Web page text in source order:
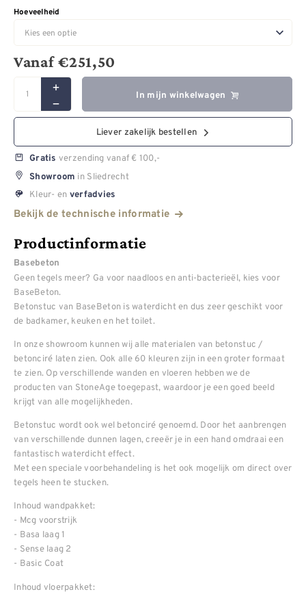
Hoeveelheid
Vanaf€251,50
In mijn winkelwagen
Liever zakelijk bestellen
Gratis verzending vanaf € 100,-
Showroom in Sliedrecht
Kleur- en verfadvies
Bekijk de technische informatie
Productinformatie
Basebeton
Geen tegels meer? Ga voor naadloos en anti-bacterieël, kies voor
BaseBeton.
Betonstuc van BaseBeton is waterdicht en dus zeer geschikt voor
de badkamer, keuken en het toilet.
In onze showroom kunnen wij alle materialen van betonstuc /
betonciré laten zien. Ook alle 60 kleuren zijn in een groter formaat
te zien. Op verschillende wanden en vloeren hebben we de
producten van StoneAge toegepast, waardoor je een goed beeld
krijgt van alle mogelijkheden.
Betonstuc wordt ook wel betonciré genoemd. Door het aanbrengen
van verschillende dunnen lagen, creeër je in een hand omdraai een
fantastisch waterdicht effect.
Met een speciale voorbehandeling is het ook mogelijk om direct over
tegels heen te stucken.
Inhoud wandpakket:
- Mcg voorstrijk
- Basa laag 1
- Sense laag 2
- Basic Coat
Inhoud vloerpakket: